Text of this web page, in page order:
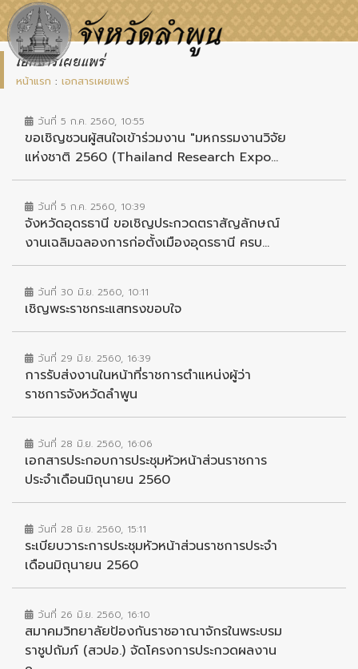
เอกสารเผยแพร่
หน้าแรก : เอกสารเผยแพร่
วันที่ 5 ก.ค. 2560, 10:55
ขอเชิญชวนผู้สนใจเข้าร่วมงาน "มหกรรมงานวิจัย
แห่งชาติ 2560 (Thailand Research Expo...
วันที่ 5 ก.ค. 2560, 10:39
จังหวัดอุดรธานี ขอเชิญประกวดตราสัญลักษณ์
งานเฉลิมฉลองการก่อตั้งเมืองอุดรธานี ครบ...
วันที่ 30 มิ.ย. 2560, 10:11
เชิญพระราชกระแสทรงขอบใจ
วันที่ 29 มิ.ย. 2560, 16:39
การรับส่งงานในหน้าที่ราชการตำแหน่งผู้ว่า
ราชการจังหวัดลำพูน
วันที่ 28 มิ.ย. 2560, 16:06
เอกสารประกอบการประชุมหัวหน้าส่วนราชการ
ประจำเดือนมิถุนายน 2560
วันที่ 28 มิ.ย. 2560, 15:11
ระเบียบวาระการประชุมหัวหน้าส่วนราชการประจำ
เดือนมิถุนายน 2560
วันที่ 26 มิ.ย. 2560, 16:10
สมาคมวิทยาลัยป้องกันราชอาณาจักรในพระบรม
ราชูปถัมภ์ (สวปอ.) จัดโครงการประกวดผลงาน